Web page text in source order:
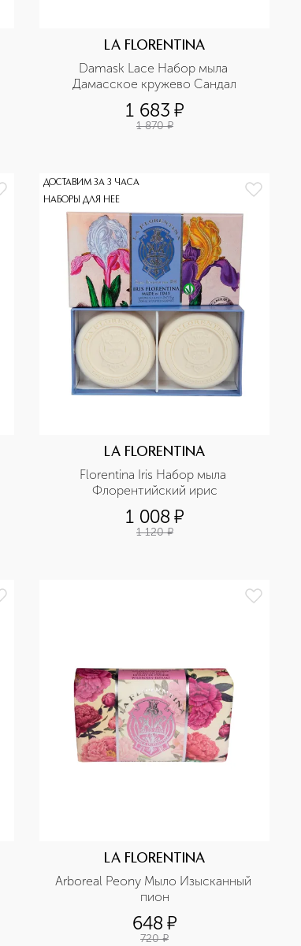
LA FLORENTINA
Damask Lace Набор мыла
Дамасское кружево Сандал
1 683 ¤
1 870 ¤
ДОСТАВИМ ЗА 3 ЧАСА
НАБОРЫ ДЛЯ НЕЕ
LA FLORENTINA
Florentina Iris Набор мыла
Флорентийский ирис
1 008 ¤
1 120 ¤
LA FLORENTINA
Arboreal Peony Мыло Изысканный
пион
648 ¤
720 ¤